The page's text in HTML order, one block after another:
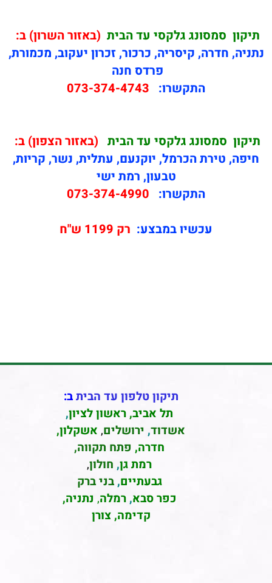
תיקון סמסונג גלקסי עד הבית (באזור השרון) ב:
נתניה, חדרה, קיסריה, כרכור, זכרון יעקוב, מכמורת,
פרדס חנה
התקשרו: 073-374-4743
תיקון סמסונג גלקסי עד הבית (באזור הצפון) ב:
חיפה, טירת הכרמל, יוקנעם, עתלית, נשר, קריות,
טבעון, רמת ישי
התקשרו: 073-374-4990
עכשיו במבצע: רק 1199 ש"ח
תיקון טלפון עד הביתב:
תל אביב, ראשון לציון,
אשדוד, ירושלים, אשקלון,
חדרה, פתח תקווה,
רמת גן, חולון,
גבעתיים,בני ברק
כפר סבא,רמלה, נתניה,
קדימה, צורן